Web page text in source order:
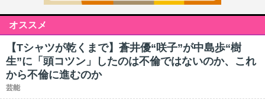
オススメ
【Tシャツが乾くまで】蒼井優“咲子”が中島歩“樹
生”に「頭コツン」したのは不倫ではないのか、これ
から不倫に進むのか
芸能